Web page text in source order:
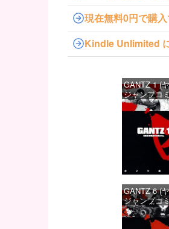
現在無料0円で購
Kindle Unlimited
GANTZ 1 (
ジャンプコ
スDIGITAL)
価
GANTZ 6 (
ジャンプコ
スDIGITAL)